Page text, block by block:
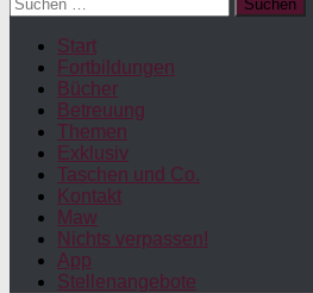
nach:
Start
Fortbildungen
Bücher
Betreuung
Themen
Exklusiv
Taschen und Co.
Kontakt
Maw
Nichts verpassen!
App
Stellenangebote